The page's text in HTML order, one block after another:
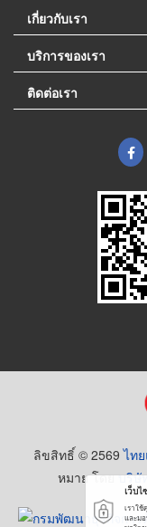
เกี่ยวกับเรา
บริการของเรา
ติดต่อเรา
ลิขสิทธิ์ © 2569ไท
หมาย โดยบริษั
เว็บ
เราใช้
และม